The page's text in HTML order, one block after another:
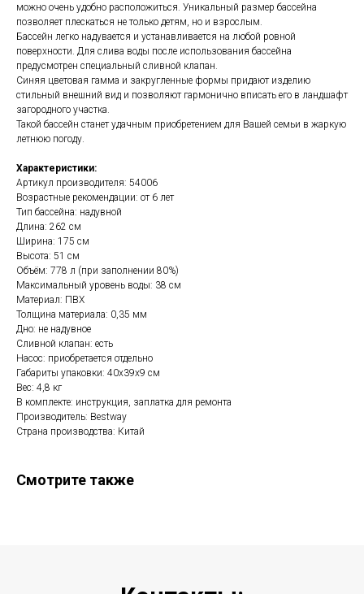
можно очень удобно расположиться. Уникальный размер бассейна
позволяет плескаться не только детям, но и взрослым.
Бассейн легко надувается и устанавливается на любой ровной
поверхности. Для слива воды после использования бассейна
предусмотрен специальный сливной клапан.
Синяя цветовая гамма и закругленные формы придают изделию
стильный внешний вид и позволяют гармонично вписать его в ландшафт
загородного участка.
Такой бассейн станет удачным приобретением для Вашей семьи в жаркую
летнюю погоду.
Характеристики:
Артикул производителя: 54006
Возрастные рекомендации: от 6 лет
Тип бассейна: надувной
Длина: 262 см
Ширина: 175 см
Высота: 51 см
Объём: 778 л (при заполнении 80%)
Максимальный уровень воды: 38 см
Материал: ПВХ
Толщина материала: 0,35 мм
Дно: не надувное
Сливной клапан: есть
Насос: приобретается отдельно
Габариты упаковки: 40х39х9 см
Вес: 4,8 кг
В комплекте: инструкция, заплатка для ремонта
Производитель: Bestway
Страна производства: Китай
Смотрите также